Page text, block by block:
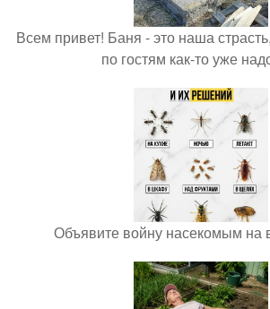
Всем привет! Баня - это наша
по гостям как-то уже
Объявите войну насекомым на